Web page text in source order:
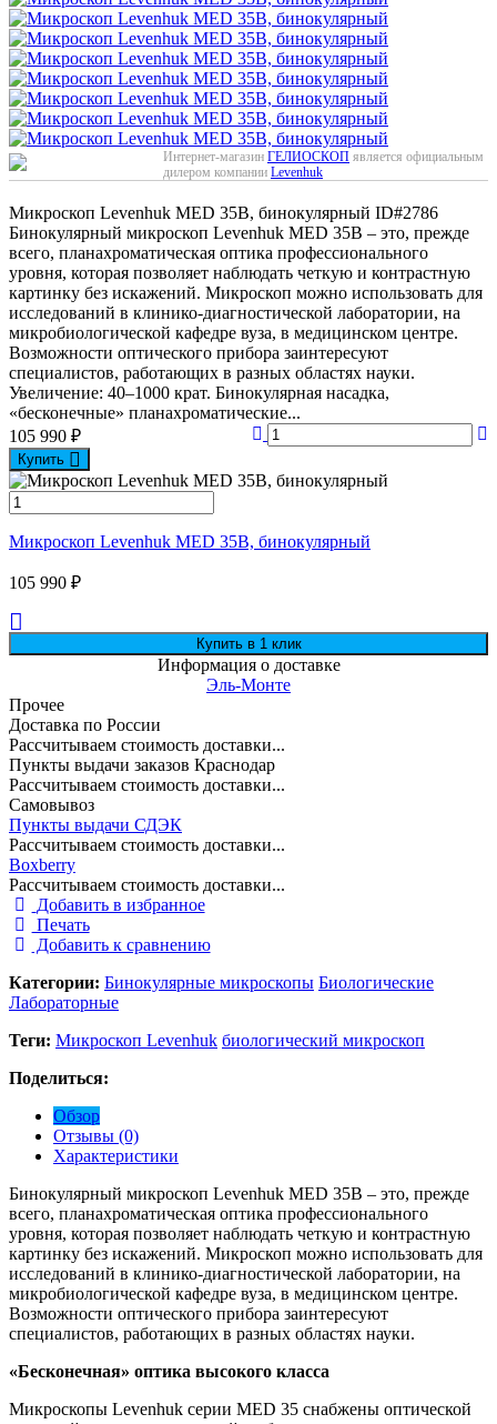
Интернет-магазин ГЕЛИОСКОП является официальным
дилером компании Levenhuk
Микроскоп Levenhuk MED 35B, бинокулярный ID#2786
Бинокулярный микроскоп Levenhuk MED 35B – это, прежде
всего, планахроматическая оптика профессионального
уровня, которая позволяет наблюдать четкую и контрастную
картинку без искажений. Микроскоп можно использовать для
исследований в клинико-диагностической лаборатории, на
микробиологической кафедре вуза, в медицинском центре.
Возможности оптического прибора заинтересуют
специалистов, работающих в разных областях науки.
Увеличение: 40–1000 крат. Бинокулярная насадка,
«бесконечные» планахроматические...
105 990 ₽
Купить
Микроскоп Levenhuk MED 35B, бинокулярный
105 990 ₽
Информация о доставке
Эль-Монте
Прочее
Доставка по России
Рассчитываем стоимость доставки...
Пункты выдачи заказов Краснодар
Рассчитываем стоимость доставки...
Самовывоз
Пункты выдачи СДЭК
Рассчитываем стоимость доставки...
Boxberry
Рассчитываем стоимость доставки...
Добавить в избранное
Печать
Добавить к сравнению
Категории: Бинокулярные микроскопы Биологические
Лабораторные
Теги: Микроскоп Levenhuk биологический микроскоп
Поделиться:
Обзор
Отзывы (0)
Характеристики
Бинокулярный микроскоп Levenhuk MED 35B – это, прежде
всего, планахроматическая оптика профессионального
уровня, которая позволяет наблюдать четкую и контрастную
картинку без искажений. Микроскоп можно использовать для
исследований в клинико-диагностической лаборатории, на
микробиологической кафедре вуза, в медицинском центре.
Возможности оптического прибора заинтересуют
специалистов, работающих в разных областях науки.
«Бесконечная» оптика высокого класса
Микроскопы Levenhuk серии MED 35 снабжены оптической